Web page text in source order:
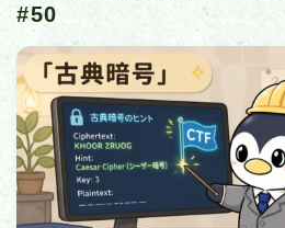
ネット脅威・最新ニュース
企業・組織の被害事例
マルウェア・ランサムウェア
国際・政治関連
全般・レポート
#50